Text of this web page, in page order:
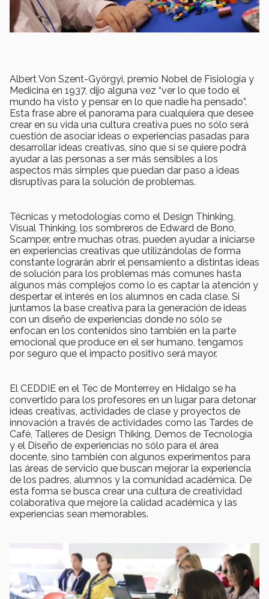
Albert Von Szent-Györgyi, premio Nobel de Fisiología y
Medicina en 1937, dijo alguna vez “ver lo que todo el
mundo ha visto y pensar en lo que nadie ha pensado”.
Esta frase abre el panorama para cualquiera que desee
crear en su vida una cultura creativa pues no sólo será
cuestión de asociar ideas o experiencias pasadas para
desarrollar ideas creativas, sino que si se quiere podrá
ayudar a las personas a ser más sensibles a los
aspectos más simples que puedan dar paso a ideas
disruptivas para la solución de problemas.
Técnicas y metodologías como el Design Thinking,
Visual Thinking, los sombreros de Edward de Bono,
Scamper, entre muchas otras, pueden ayudar a iniciarse
en experiencias creativas que utilizándolas de forma
constante lograrán abrir el pensamiento a distintas ideas
de solución para los problemas más comunes hasta
algunos más complejos como lo es captar la atención y
despertar el interés en los alumnos en cada clase. Si
juntamos la base creativa para la generación de ideas
con un diseño de experiencias donde no sólo se
enfocan en los contenidos sino también en la parte
emocional que produce en el ser humano, tengamos
por seguro que el impacto positivo será mayor.
El CEDDIE en el Tec de Monterrey en Hidalgo se ha
convertido para los profesores en un lugar para detonar
ideas creativas, actividades de clase y proyectos de
innovación a través de actividades como las Tardes de
Café, Talleres de Design Thiking, Demos de Tecnología
y el Diseño de experiencias no sólo para el área
docente, sino también con algunos experimentos para
las áreas de servicio que buscan mejorar la experiencia
de los padres, alumnos y la comunidad académica. De
esta forma se busca crear una cultura de creatividad
colaborativa que mejore la calidad académica y las
experiencias sean memorables.